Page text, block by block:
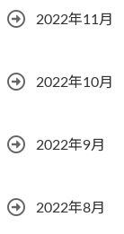
2022年11月
2022年10月
2022年9月
2022年8月